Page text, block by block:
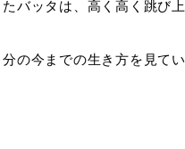
バッタは、高く高く跳び
の今までの生き方を見て